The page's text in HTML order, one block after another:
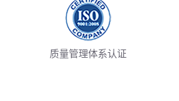
质量管理体系认证